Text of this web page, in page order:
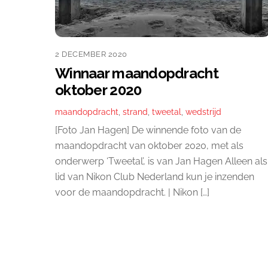
2 DECEMBER 2020
Winnaar maandopdracht
oktober 2020
maandopdracht strand tweetal wedstrijd
[Foto Jan Hagen] De winnende foto van de
maandopdracht van oktober 2020, met als
onderwerp ‘Tweetal’, is van Jan Hagen Alleen als
lid van Nikon Club Nederland kun je inzenden
voor de maandopdracht. | Nikon […]